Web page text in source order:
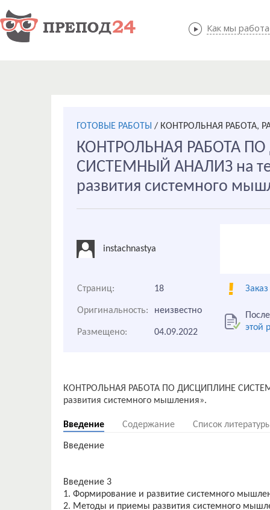
Как мы
Как мы
ГОТОВЫЕ РАБОТЫ / КОНТРОЛЬНАЯ РАБОТА,
КОНТРОЛЬНАЯ РАБОТА
СИСТЕМНЫЙ АНАЛИЗ на
развития системного
instachnastya
Страниц: 18
Оригинальность: неизвестно
этой
Размещено: 04.09.2022
КОНТРОЛЬНАЯ РАБОТА ПО ДИСЦИПЛИНЕ
Введение Содержание Список
Введение
Введение 3
1. Формирование и развитие системного
2. Методы и приемы развития системного